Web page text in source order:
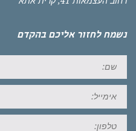
נשמח לחזור אליכם בהקדם